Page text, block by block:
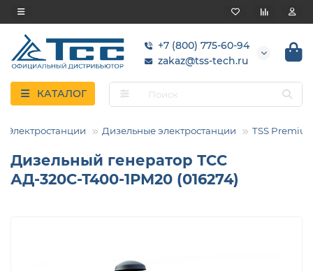
+7 (800) 775-60-94
zakaz@tss-tech.ru
КАТАЛОГ
Электростанции Дизельные электростанции TSS
Дизельный генератор ТСС
АД-320С-Т400-1РМ20 (016274)